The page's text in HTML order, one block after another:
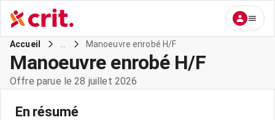
Accueil Manoeuvre enrobé H/F
Manoeuvre enrobé H/F
Offre parue le 28 juillet 2026
En résumé